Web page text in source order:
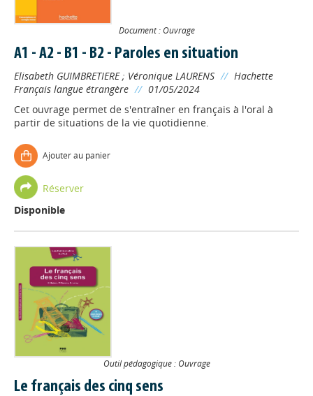
Document : Ouvrage
A1 - A2 - B1 - B2 - Paroles en situation
Elisabeth GUIMBRETIERE; Véronique LAURENS // Hachette
Français langue étrangère // 01/05/2024
Cet ouvrage permet de s'entraîner en français à l'oral à
partir de situations de la vie quotidienne.
Ajouter au panier
Réserver
Disponible
Outil pédagogique : Ouvrage
Le français des cinq sens